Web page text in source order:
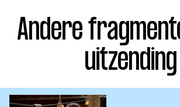
Andere
uitzending